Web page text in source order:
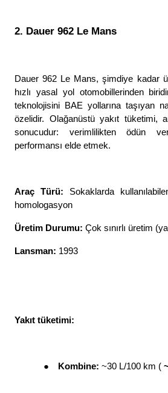
2. Dauer 962 Le Mans
Dauer 962 Le Mans, şimdiye kadar
hızlı yasal yol otomobillerinden
teknolojisini BAE yollarına taşıyan
özelidir. Olağanüstü yakıt tüketimi,
sonucudur: verimlilikten ödün
performansı elde etmek.
Araç Türü: Sokaklarda
homologasyon
Üretim Durumu: Çok sınırlı üretim
Lansman: 1993
Yakıt tüketimi:
● Kombine: ~30 L/100 km (